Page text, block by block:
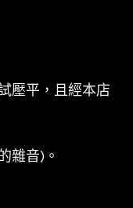
壓平，且經本店
雜音)。